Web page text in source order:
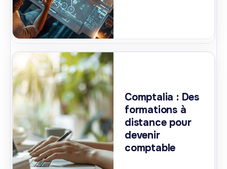
Comptalia : Des
formations à
distance pour
devenir
comptable